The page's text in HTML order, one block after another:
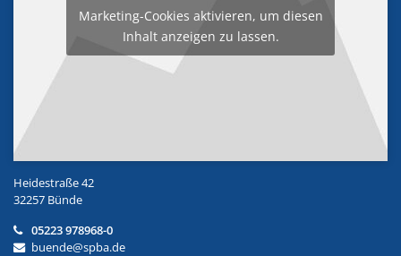
Marketing-Cookies aktivieren, um diesen
Inhalt anzeigen zu lassen.
Heidestraße 42
32257 Bünde
05223 978968-0
buende@spba.de